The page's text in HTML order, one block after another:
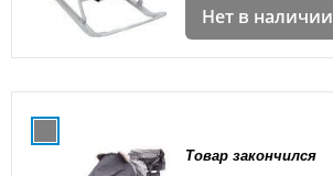
Нет в наличии
Товар закончился